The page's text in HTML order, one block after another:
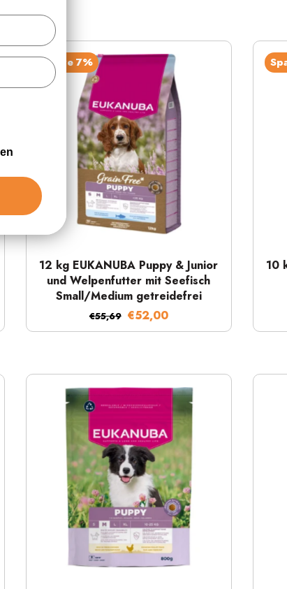
Spare 7%
12 kg EUKANUBA Puppy & Junior
und Welpenfutter mit Seefisch
Small/Medium getreidefrei
€55,69 €52,00
10